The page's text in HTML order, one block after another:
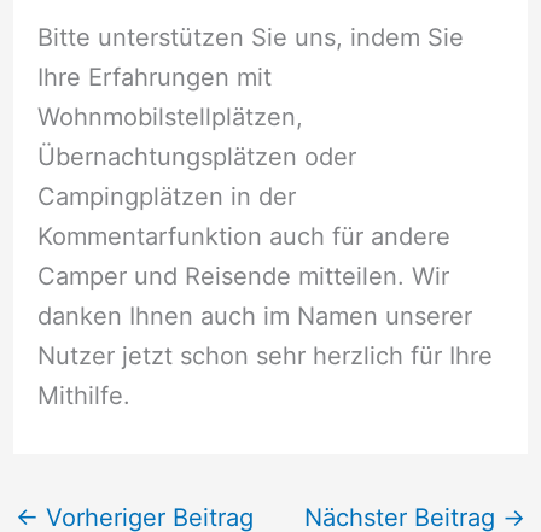
Bitte unterstützen Sie uns, indem Sie
Ihre Erfahrungen mit
Wohnmobilstellplätzen,
Übernachtungsplätzen oder
Campingplätzen in der
Kommentarfunktion auch für andere
Camper und Reisende mitteilen. Wir
danken Ihnen auch im Namen unserer
Nutzer jetzt schon sehr herzlich für Ihre
Mithilfe.
← Vorheriger Beitrag Nächster Beitrag →